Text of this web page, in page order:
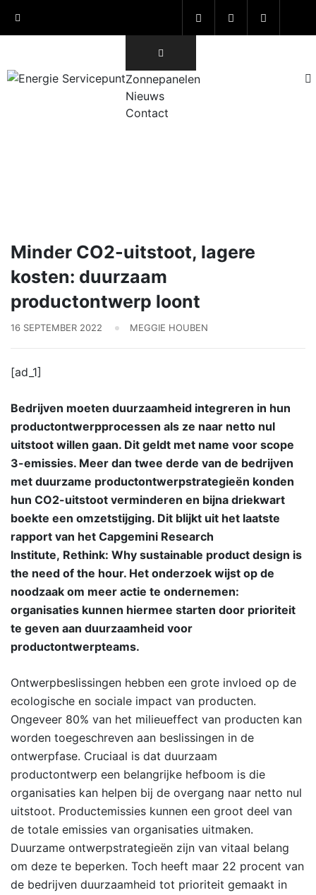
Zonnepanelen
Nieuws
Contact
Minder CO2-uitstoot, lagere
kosten: duurzaam
productontwerp loont
16 SEPTEMBER 2022 MEGGIE HOUBEN
[ad_1]
Bedrijven moeten duurzaamheid integreren in hun
productontwerpprocessen als ze naar netto nul
uitstoot willen gaan. Dit geldt met name voor scope
3-emissies. Meer dan twee derde van de bedrijven
met duurzame productontwerpstrategieën konden
hun CO2-uitstoot verminderen en bijna driekwart
boekte een omzetstijging. Dit blijkt uit het laatste
rapport van het Capgemini Research
Institute, Rethink: Why sustainable product design is
the need of the hour. Het onderzoek wijst op de
noodzaak om meer actie te ondernemen:
organisaties kunnen hiermee starten door prioriteit
te geven aan duurzaamheid voor
productontwerpteams.
Ontwerpbeslissingen hebben een grote invloed op de
ecologische en sociale impact van producten.
Ongeveer 80% van het milieueffect van producten kan
worden toegeschreven aan beslissingen in de
ontwerpfase. Cruciaal is dat duurzaam
productontwerp een belangrijke hefboom is die
organisaties kan helpen bij de overgang naar netto nul
uitstoot. Productemissies kunnen een groot deel van
de totale emissies van organisaties uitmaken.
Duurzame ontwerpstrategieën zijn van vitaal belang
om deze te beperken. Toch heeft maar 22 procent van
de bedrijven duurzaamheid tot prioriteit gemaakt in